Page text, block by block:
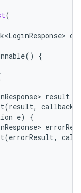
(
()
{
result
(result, callback
e)
{
(errorResult,